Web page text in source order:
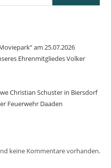
am 25.07.2026
Ehrenmitgliedes Volker
Christian Schuster in Biersdorf
Feuerwehr Daaden
keine Kommentare vorhanden.